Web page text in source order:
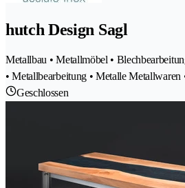
hutch Design Sagl
Metallbau • Metallmöbel •
• Metallbearbeitung • Metalle Metallwaren
Geschlossen